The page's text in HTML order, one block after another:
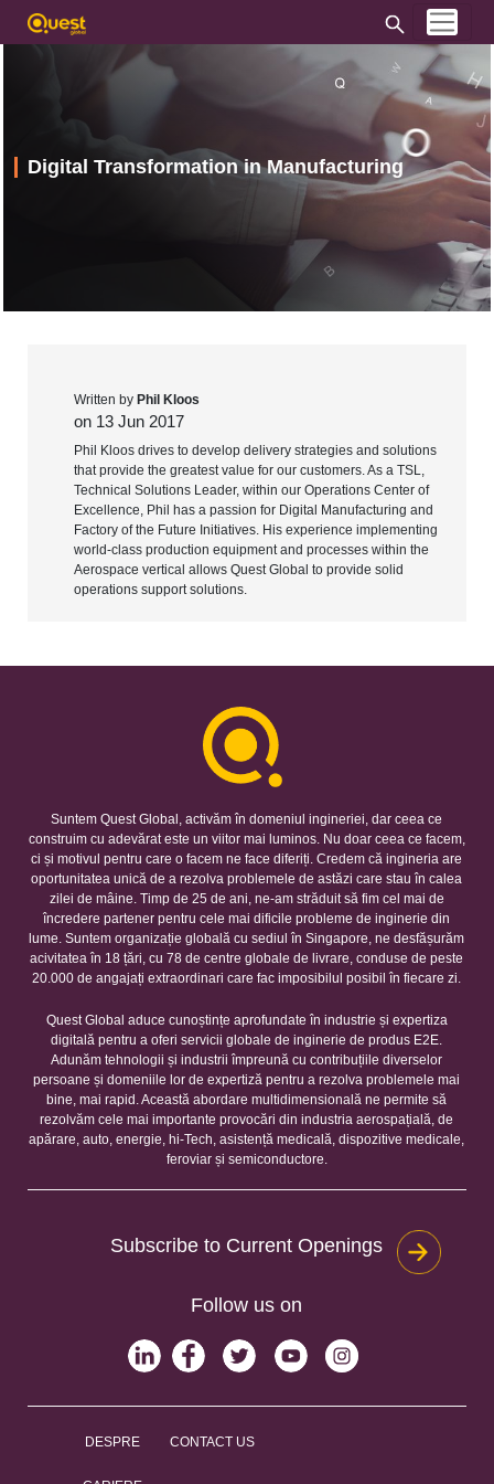
Digital Transformation in Manufacturing
Written by Phil Kloos
on 13 Jun 2017
Phil Kloos drives to develop delivery strategies and solutions
that provide the greatest value for our customers. As a TSL,
Technical Solutions Leader, within our Operations Center of
Excellence, Phil has a passion for Digital Manufacturing and
Factory of the Future Initiatives. His experience implementing
world-class production equipment and processes within the
Aerospace vertical allows Quest Global to provide solid
operations support solutions.
Suntem Quest Global, activăm în domeniul ingineriei, dar ceea ce
construim cu adevărat este un viitor mai luminos. Nu doar ceea ce facem,
ci și motivul pentru care o facem ne face diferiți. Credem că ingineria are
oportunitatea unică de a rezolva problemele de astăzi care stau în calea
zilei de mâine. Timp de 25 de ani, ne-am străduit să fim cel mai de
încredere partener pentru cele mai dificile probleme de inginerie din
lume. Suntem organizație globală cu sediul în Singapore, ne desfășurăm
acivitatea în 18 țări, cu 78 de centre globale de livrare, conduse de peste
20.000 de angajați extraordinari care fac imposibilul posibil în fiecare zi.
Quest Global aduce cunoștințe aprofundate în industrie și expertiza
digitală pentru a oferi servicii globale de inginerie de produs E2E.
Adunăm tehnologii și industrii împreună cu contribuțiile diverselor
persoane și domeniile lor de expertiză pentru a rezolva problemele mai
bine, mai rapid. Această abordare multidimensională ne permite să
rezolvăm cele mai importante provocări din industria aerospațială, de
apărare, auto, energie, hi-Tech, asistență medicală, dispozitive medicale,
feroviar și semiconductore.
Subscribe to Current Openings
Follow us on
DESPRE CONTACT US